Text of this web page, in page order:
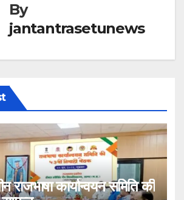
By
jantantrasetunews
राजभाषा कार्यान्वयन समिति की